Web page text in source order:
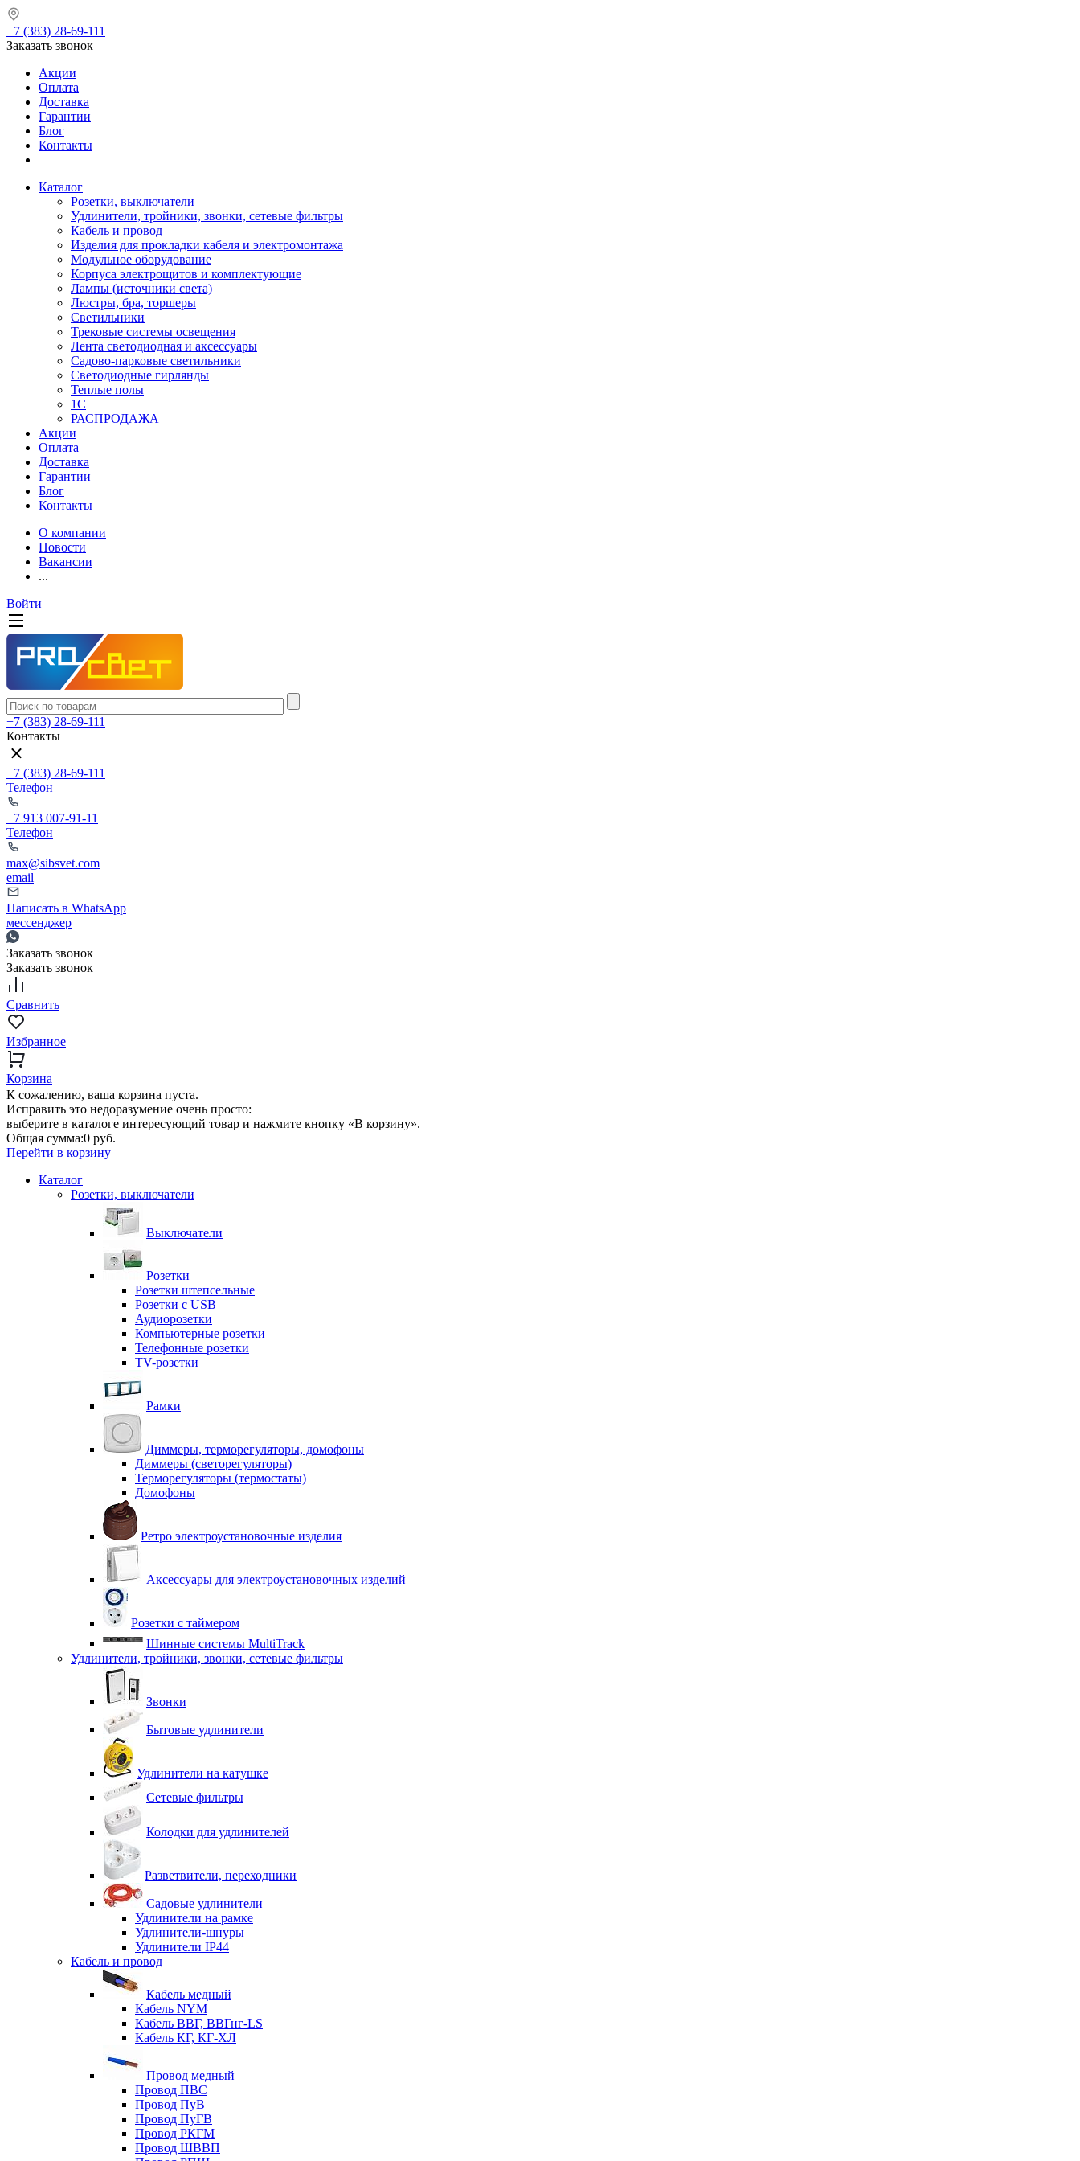
+7 (383) 28-69-111
Заказать звонок
Акции
Оплата
Доставка
Гарантии
Блог
Контакты
Каталог
Розетки, выключатели
Удлинители, тройники, звонки, сетевые фильтры
Кабель и провод
Изделия для прокладки кабеля и электромонтажа
Модульное оборудование
Корпуса электрощитов и комплектующие
Лампы (источники света)
Люстры, бра, торшеры
Светильники
Трековые системы освещения
Лента светодиодная и аксессуары
Садово-парковые светильники
Светодиодные гирлянды
Теплые полы
1С
РАСПРОДАЖА
Акции
Оплата
Доставка
Гарантии
Блог
Контакты
О компании
Новости
Вакансии
...
Войти
+7 (383) 28-69-111
Контакты
+7 (383) 28-69-111
Телефон
+7 913 007-91-11
Телефон
max@sibsvet.com
email
Написать в WhatsApp
мессенджер
Заказать звонок
Заказать звонок
Сравнить
Избранное
Корзина
К сожалению, ваша корзина пуста.
Исправить это недоразумение очень просто:
выберите в каталоге интересующий товар и нажмите кнопку «В корзину».
Общая сумма:0 руб.
Перейти в корзину
Каталог
Розетки, выключатели
Выключатели
Розетки
Розетки штепсельные
Розетки с USB
Аудиорозетки
Компьютерные розетки
Телефонные розетки
TV-розетки
Рамки
Диммеры, терморегуляторы, домофоны
Диммеры (светорегуляторы)
Терморегуляторы (термостаты)
Домофоны
Ретро электроустановочные изделия
Аксессуары для электроустановочных изделий
Розетки с таймером
Шинные системы MultiTrack
Удлинители, тройники, звонки, сетевые фильтры
Звонки
Бытовые удлинители
Удлинители на катушке
Сетевые фильтры
Колодки для удлинителей
Разветвители, переходники
Садовые удлинители
Удлинители на рамке
Удлинители-шнуры
Удлинители IP44
Кабель и провод
Кабель медный
Кабель NYM
Кабель ВВГ, ВВГнг-LS
Кабель КГ, КГ-ХЛ
Провод медный
Провод ПВС
Провод ПуВ
Провод ПуГВ
Провод РКГМ
Провод ШВВП